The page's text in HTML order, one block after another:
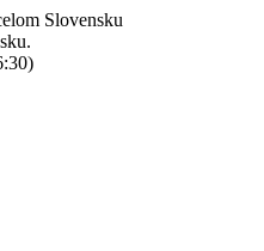
Slovensku